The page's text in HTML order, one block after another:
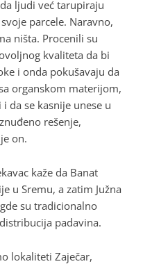
ljudi već tarupiraju
parcele. Naravno,
ništa. Procenili su
kvaliteta da bi
i onda pokušavaju da
organskom materijom,
da se kasnije unese u
rešenje,
on.
kaže da Banat
u Sremu, a zatim Južna
su tradicionalno
padavina.
lokaliteti Zaječar,